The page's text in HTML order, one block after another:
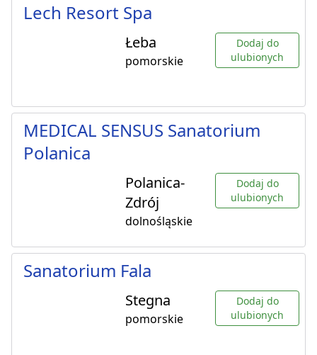
Lech Resort Spa
Łeba
pomorskie
Dodaj do
ulubionych
MEDICAL SENSUS Sanatorium
Polanica
Polanica-
Zdrój
dolnośląskie
Dodaj do
ulubionych
Sanatorium Fala
Stegna
pomorskie
Dodaj do
ulubionych